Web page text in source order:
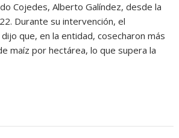
Cojedes, Alberto Galíndez, desde la
Durante su intervención, el
que, en la entidad, cosecharon más
maíz por hectárea, lo que supera la